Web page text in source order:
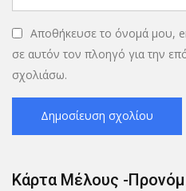
Αποθήκευσε το όνομά μου,
σε αυτόν τον πλοηγό για την
σχολιάσω.
Κάρτα Μέλους -